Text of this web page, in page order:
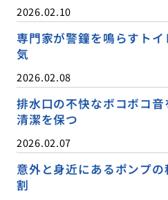
2026.02.10
専門家が警鐘を鳴らすト
気
2026.02.08
排水口の不快なボコボコ
清潔を保つ
2026.02.07
意外と身近にあるポンプ
割